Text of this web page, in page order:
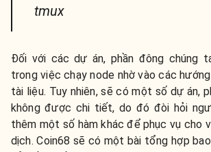
tmux
Đối với các dự án, phần đông chúng
trong việc chạy node nhờ vào các
tài liệu. Tuy nhiên, sẽ có một số dự án,
không được chi tiết, do đó đòi hỏi
thêm một số hàm khác để phục vụ cho
dịch. Coin68 sẽ có một bài tổng hợp